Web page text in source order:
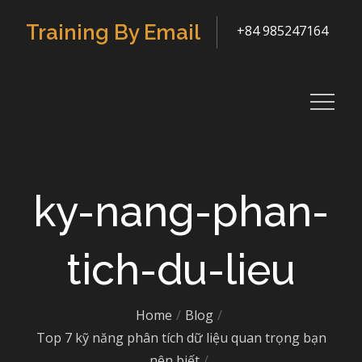
Training By Email +84 985247164
ky-nang-phan-
tich-du-lieu
Home
Blog
Top 7 kỹ năng phân tích dữ liệu quan trọng bạn